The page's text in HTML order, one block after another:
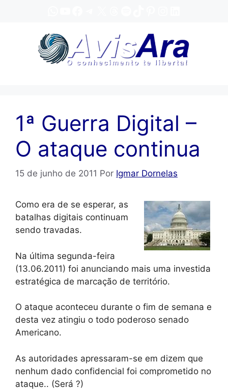
1ª Guerra Digital –
O ataque continua
15 de junho de 2011 Por Igmar Dornelas
Como era de se esperar, as
batalhas digitais continuam
sendo travadas.
Na última segunda-feira
(13.06.2011) foi anunciando mais uma investida
estratégica de marcação de território.
O ataque aconteceu durante o fim de semana e
desta vez atingiu o todo poderoso senado
Americano.
As autoridades apressaram-se em dizem que
nenhum dado confidencial foi comprometido no
ataque.. (Será ?)